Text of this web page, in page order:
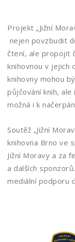
Projekt „Jižní
nejen povzbudit
čtení, ale propojit
knihovnou v jejich
knihovny mohou
půjčování knih, ale
možná i k
Soutěž „Jižní
knihovna Brno ve
Jižní Moravy a za
a dalších
mediální podporu